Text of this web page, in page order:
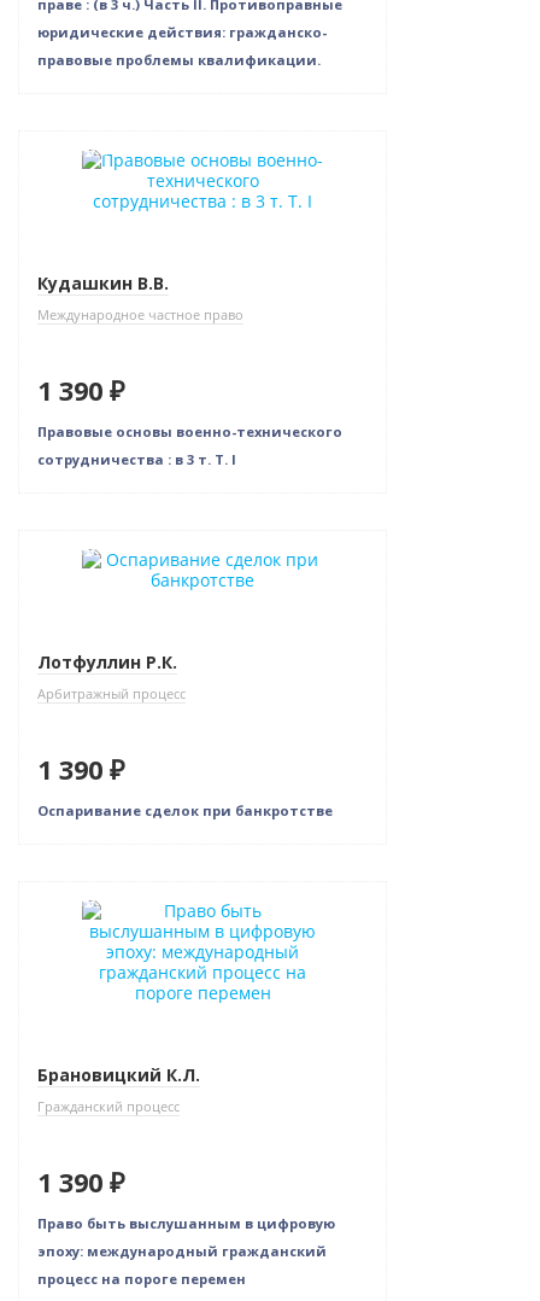
праве : (в 3 ч.) Часть II. Противоправные
юридические действия: гражданско-
правовые проблемы квалификации.
Новинка
Кудашкин В.В.
Международное частное право
1 390 ₽
Правовые основы военно-технического
сотрудничества : в 3 т. Т. I
Новинка
Лотфуллин Р.К.
Арбитражный процесс
1 390 ₽
Оспаривание сделок при банкротстве
Новинка
Брановицкий К.Л.
Гражданский процесс
1 390 ₽
Право быть выслушанным в цифровую
эпоху: международный гражданский
процесс на пороге перемен